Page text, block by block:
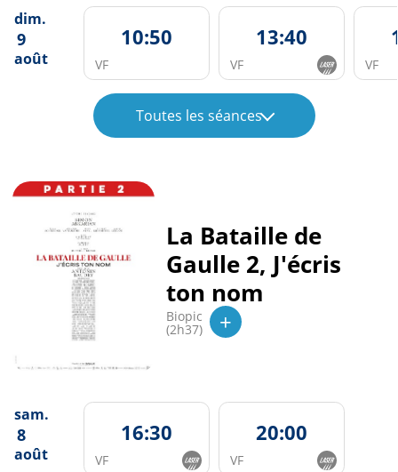
dim.
9
août
10:50
VF
13:40
VF VF
Toutes les séances
La Bataille de
Gaulle 2, J'écris
ton nom
Biopic
(2h37) +
sam.
8
août
16:30
VF
20:00
VF